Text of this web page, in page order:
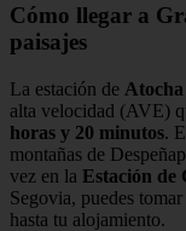
Cómo llegar a
paisajes
La estación de Atocha
alta velocidad (AVE)
horas y 20 minutos.
montañas de
vez en la Estación de
Segovia, puedes
hasta tu alojamiento.